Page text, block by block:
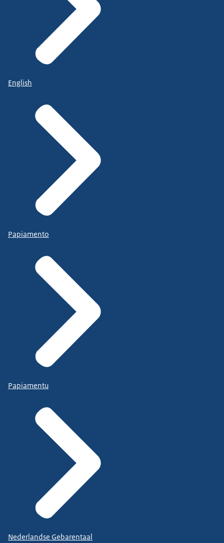
English
Papiamento
Papiamentu
Nederlandse Gebarentaal